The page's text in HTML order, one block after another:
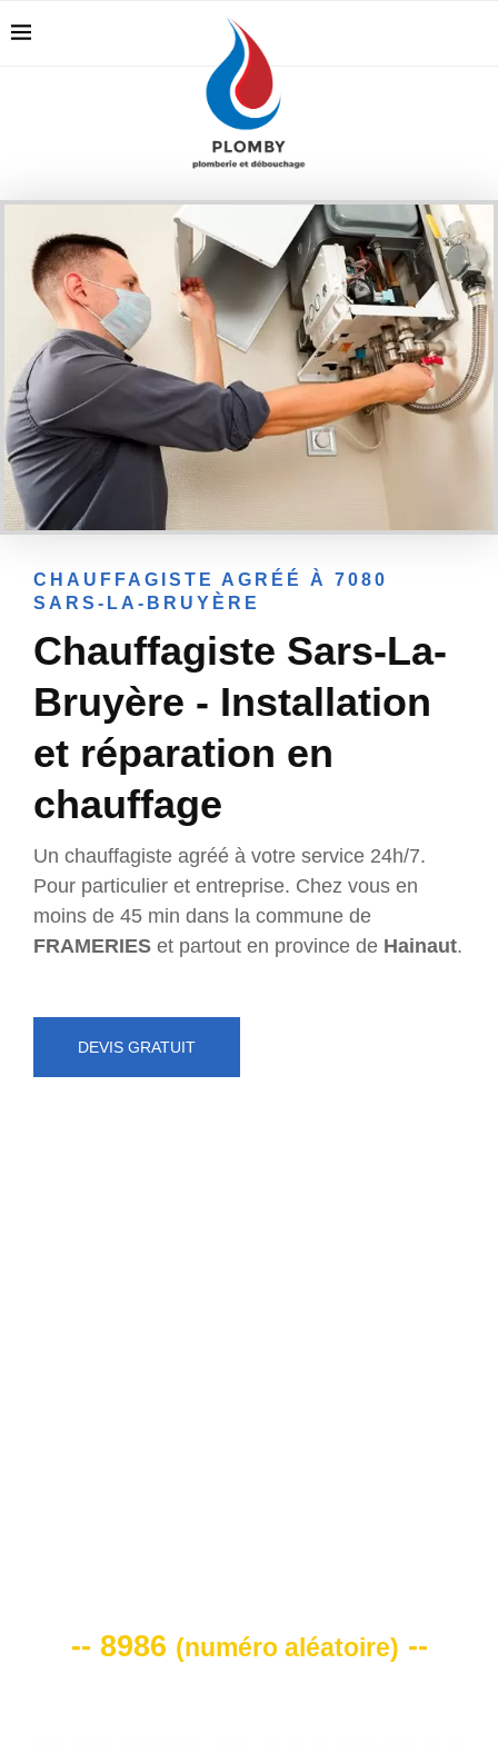
CHAUFFAGISTE AGRÉÉ À 7080
SARS-LA-BRUYÈRE
Chauffagiste Sars-La-
Bruyère - Installation
et réparation en
chauffage
Un chauffagiste agréé à votre service 24h/7.
Pour particulier et entreprise. Chez vous en
moins de 45 min dans la commune de
FRAMERIES et partout en province de Hainaut.
DEVIS GRATUIT
-- 8986 (numéro aléatoire) --